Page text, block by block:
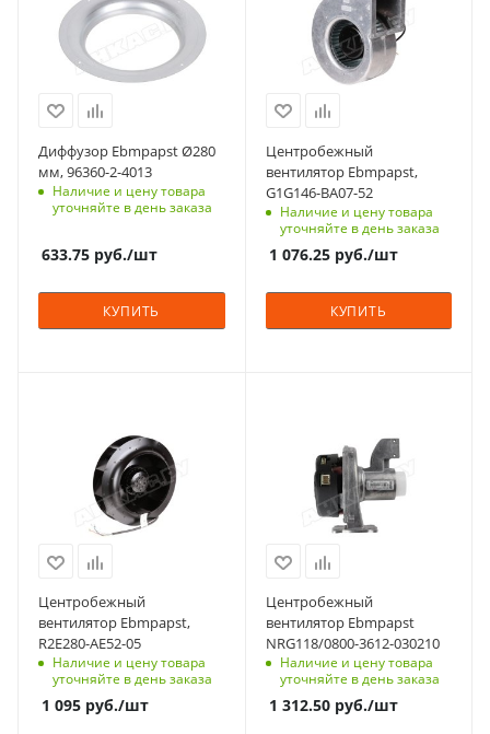
Диффузор Ebmpapst Ø280
мм, 96360-2-4013
Наличие и цену товара
уточняйте в день заказа
633.75 руб./шт
КУПИТЬ
Центробежный
вентилятор Ebmpapst,
G1G146-BA07-52
Наличие и цену товара
уточняйте в день заказа
1 076.25руб./шт
КУПИТЬ
Центробежный
вентилятор Ebmpapst,
R2E280-AE52-05
Наличие и цену товара
уточняйте в день заказа
1 095 руб./шт
Центробежный
вентилятор Ebmpapst
NRG118/0800-3612-030210
Наличие и цену товара
уточняйте в день заказа
1 312.50руб./шт